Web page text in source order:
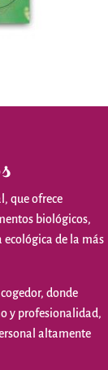
,que ofrece
biológicos,
ecológica de la más
,donde
y profesionalidad,
altamente